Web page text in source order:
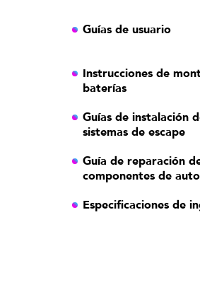
Guías de usuario
Instrucciones de
baterías
Guías de instalación
sistemas de escape
Guía de reparación
componentes de
Especificaciones de